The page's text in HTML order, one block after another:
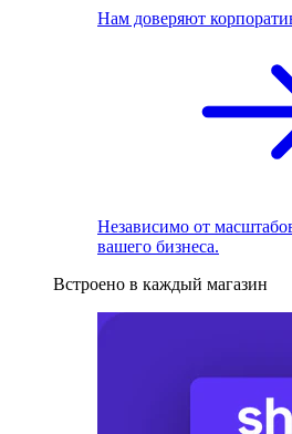
Нам доверяют
Независимо от
вашего бизнеса.
Встроено в каждый магазин